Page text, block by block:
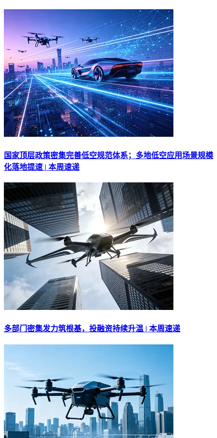
国家顶层政策密集完善低空规范体系；多地低空应用场景规模
化落地提速 | 本周速递
多部门密集发力筑根基，投融资持续升温 | 本周速递